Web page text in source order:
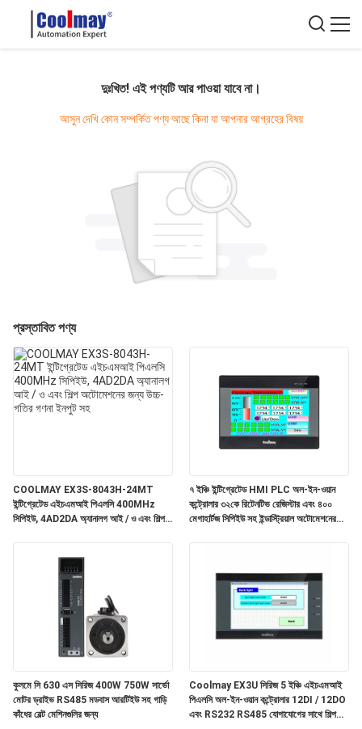
দুঃখিত! এই পণ্যটি আর পাওয়া যাবে না।
আসুন দেখি কোন সম্পর্কিত পণ্য আছে কিনা যা আপনার আগ্রহের বিষয়
প্রস্তাবিত পণ্য
COOLMAY EX3S-8043H-24MT
ইন্টিগ্রেটেড এইচএমআই পিএলসি 400MHz
সিপিইউ, 4AD2DA অ্যানালগ আই / ও এবং শিল্প
৭ ইঞ্চি ইন্টিগ্রেটেড HMI PLC অল-ইন-ওয়ান
কন্ট্রোলার ৩২কে রিটেনটিভ রেজিস্টার এবং ৪০০
মেগাহার্টজ সিপিইউ সহ ইন্ডাস্ট্রিয়াল অটোমেশনের
কুলমে সি 630 এস সিরিজ 400W 750W সার্ভো
মোটর ড্রাইভ RS485 মডবাস আরটিইউ সহ গাড়ি
কাঁধের বেল্ট মেশিনগুলির জন্য
Coolmay EX3U সিরিজ 5 ইঞ্চি এইচএমআই
পিএলসি অল-ইন-ওয়ান কন্ট্রোলার 12DI / 12DO
এবং RS232 RS485 যোগাযোগের সাথে শিল্প